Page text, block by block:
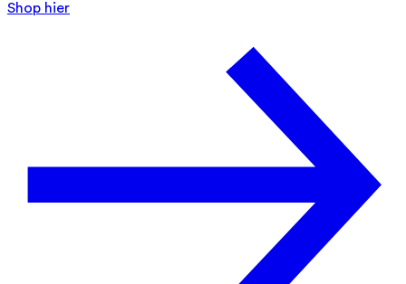
Shop hier